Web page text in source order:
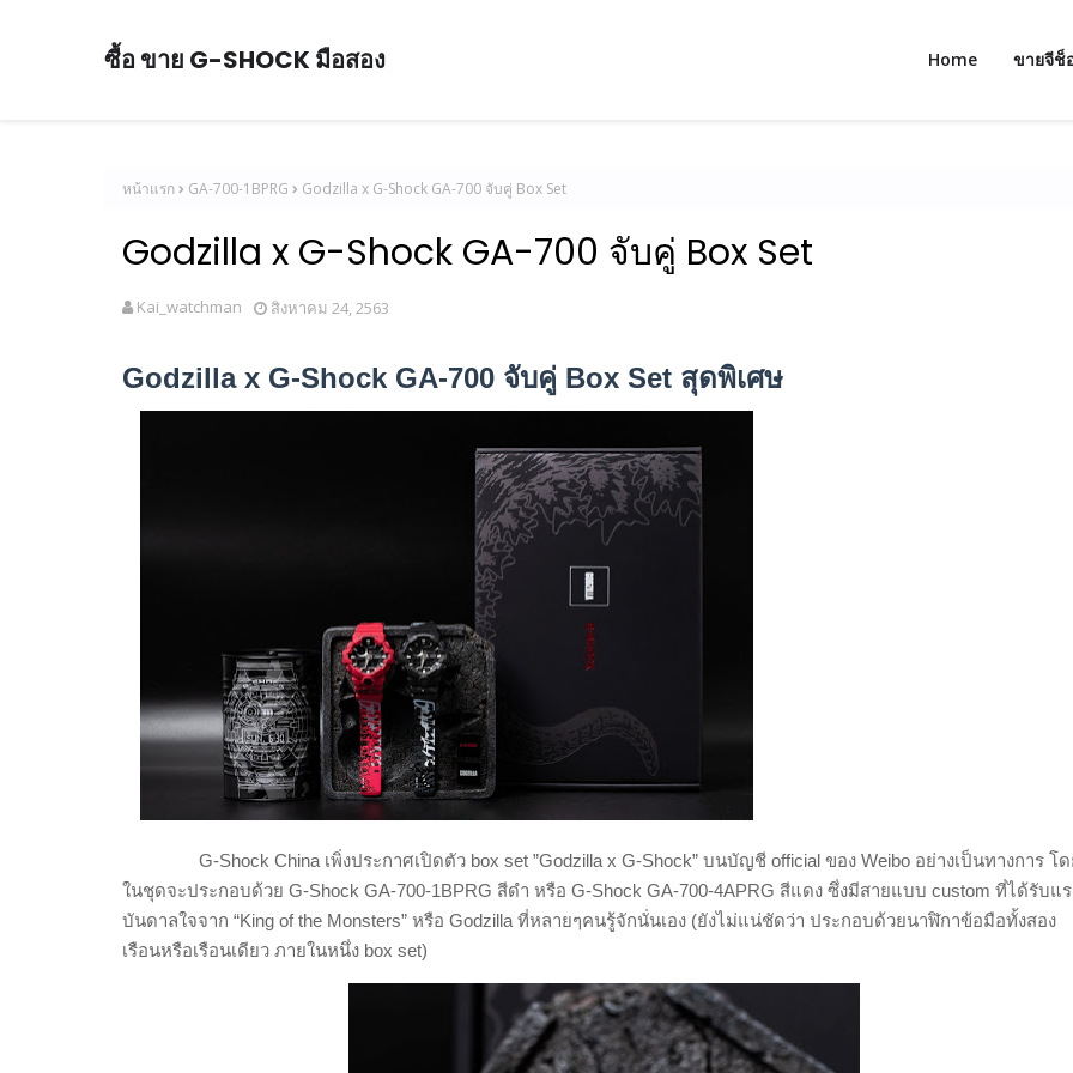
ซื้อ ขาย G-SHOCK มือสอง Home ขายจีช็
หน้าแรก GA-700-1BPRG Godzilla x G-Shock GA-700 จับคู่ Box Set
Godzilla x G-Shock GA-700 จับคู่ Box Set
Kai_watchman สิงหาคม 24, 2563
Godzilla x G-Shock GA-700 จับคู่ Box Set สุดพิเศษ
G-Shock China เพิ่งประกาศเปิดตัว box set ”Godzilla x G-Shock” บนบัญชี official ของ Weibo อย่างเป็นทางการ โ
ในชุดจะประกอบด้วย G-Shock GA-700-1BPRG สีดำ หรือ G-Shock GA-700-4APRG สีแดง ซึ่งมีสายแบบ custom ที่ได้รับแร
บันดาลใจจาก “King of the Monsters” หรือ Godzilla ที่หลายๆคนรู้จักนั่นเอง (ยังไม่แน่ชัดว่า ประกอบด้วยนาฬิกาข้อมือทั้งสอง
เรือนหรือเรือนเดียว ภายในหนึ่ง box set)